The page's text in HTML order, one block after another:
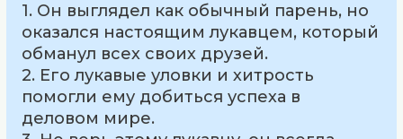
1. Он выглядел как обычный парень, но
оказался настоящим лукавцем, который
обманул всех своих друзей.
2. Его лукавые уловки и хитрость
помогли ему добиться успеха в
деловом мире.